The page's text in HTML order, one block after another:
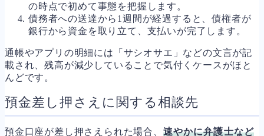
の時点で初めて事態を把握します。
債務者への送達から1週間が経過すると、債権者が
銀行から資金を取り立て、支払いが完了します。
通帳やアプリの明細には「サシオサエ」などの文言が記
載され、残高が減少していることで気付くケースがほと
んどです。
預金差し押さえに関する相談先
預金口座が差し押さえられた場合、 速やかに弁護士など